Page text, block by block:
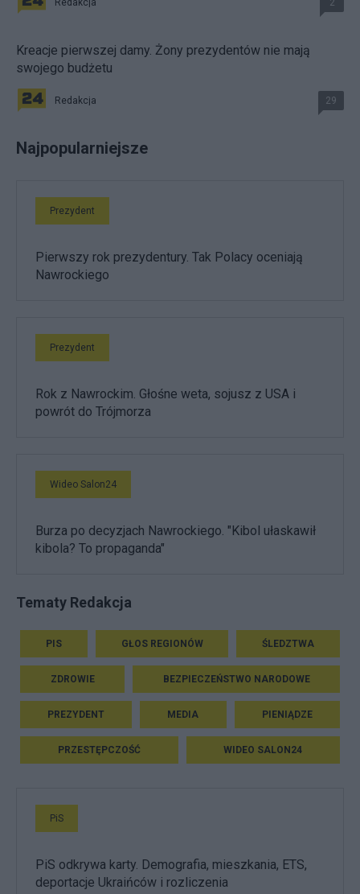
Kreacje pierwszej damy. Żony prezydentów nie mają
swojego budżetu
Redakcja 29
Najpopularniejsze
Prezydent
Pierwszy rok prezydentury. Tak Polacy oceniają
Nawrockiego
Prezydent
Rok z Nawrockim. Głośne weta, sojusz z USA i
powrót do Trójmorza
Wideo Salon24
Burza po decyzjach Nawrockiego. "Kibol ułaskawił
kibola? To propaganda"
Tematy Redakcja
PIS GŁOS REGIONÓW ŚLEDZTWA
ZDROWIE BEZPIECZEŃSTWO NARODOWE
PREZYDENT MEDIA PIENIĄDZE
PRZESTĘPCZOŚĆ WIDEO SALON24
PiS
PiS odkrywa karty. Demografia, mieszkania, ETS,
deportacje Ukraińców i rozliczenia